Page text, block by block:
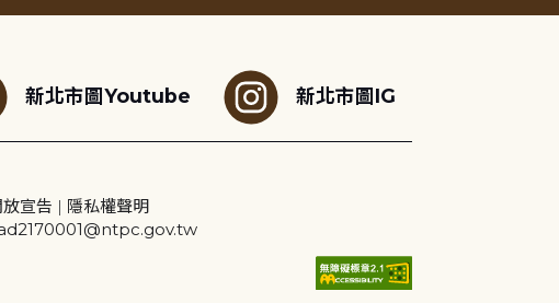
新北市圖Youtube 新北市圖IG
宣告 | 隱私權聲明